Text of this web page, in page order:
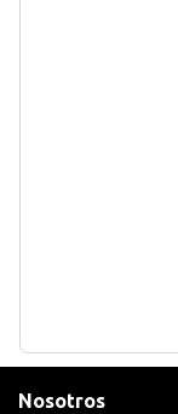
Nosotros